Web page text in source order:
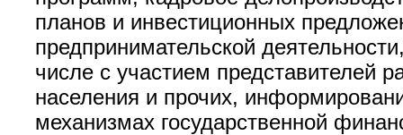
планов и инвестиционных
предпринимательской
числе с участием представителей
населения и прочих,
механизмах государственной